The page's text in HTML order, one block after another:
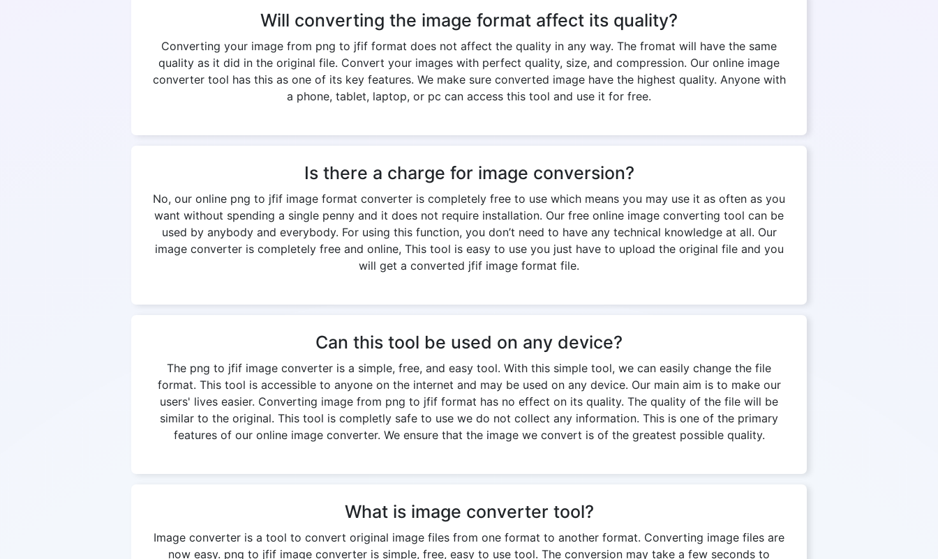
Will converting the image format affect its quality?
Converting your image from png to jfif format does not affect the quality in any way. The fromat will have the same
quality as it did in the original file. Convert your images with perfect quality, size, and compression. Our online image
converter tool has this as one of its key features. We make sure converted image have the highest quality. Anyone with
a phone, tablet, laptop, or pc can access this tool and use it for free.
Is there a charge for image conversion?
No, our online png to jfif image format converter is completely free to use which means you may use it as often as you
want without spending a single penny and it does not require installation. Our free online image converting tool can be
used by anybody and everybody. For using this function, you don’t need to have any technical knowledge at all. Our
image converter is completely free and online, This tool is easy to use you just have to upload the original file and you
will get a converted jfif image format file.
Can this tool be used on any device?
The png to jfif image converter is a simple, free, and easy tool. With this simple tool, we can easily change the file
format. This tool is accessible to anyone on the internet and may be used on any device. Our main aim is to make our
users' lives easier. Converting image from png to jfif format has no effect on its quality. The quality of the file will be
similar to the original. This tool is completly safe to use we do not collect any information. This is one of the primary
features of our online image converter. We ensure that the image we convert is of the greatest possible quality.
What is image converter tool?
Image converter is a tool to convert original image files from one format to another format. Converting image files are
now easy. png to jfif image converter is simple, free, easy to use tool. The conversion may take a few seconds to